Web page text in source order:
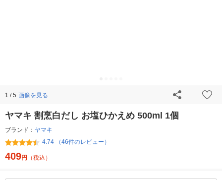
1 / 5 画像を見る
ヤマキ 割烹白だし お塩ひかえめ 500ml 1個
ブランド： ヤマキ
4.74 （46件のレビュー）
409円 （税込）